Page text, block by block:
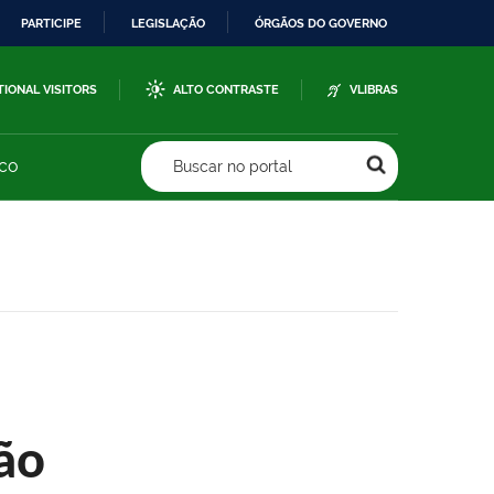
PARTICIPE LEGISLAÇÃO ÓRGÃOS DO GOVERNO
VISITORS ALTO CONTRASTE VLIBRAS
Buscar no portal